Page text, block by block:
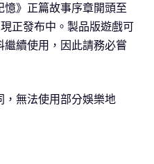
》正篇故事序章開頭至
正發布中。製品版遊戲可
續使用，因此請務必嘗
無法使用部分娛樂地